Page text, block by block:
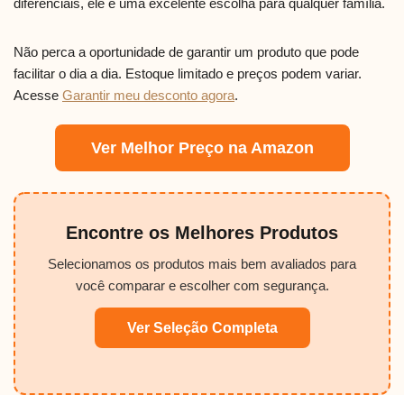
Não perca a oportunidade de garantir um produto que pode
facilitar o dia a dia. Estoque limitado e preços podem variar.
Acesse Garantir meu desconto agora.
Ver Melhor Preço na Amazon
Encontre os Melhores Produtos
Selecionamos os produtos mais bem avaliados para
você comparar e escolher com segurança.
Ver Seleção Completa